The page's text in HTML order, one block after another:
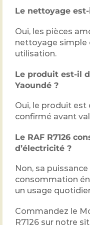
Le nettoyage
Oui, les pièces
nettoyage simple
utilisation.
Le produit est-il
Yaoundé ?
Oui, le produit
confirmé avant
Le RAF R7126
d’électricité ?
Non, sa
consommation
un usage
Commandez le
R7126 sur notre